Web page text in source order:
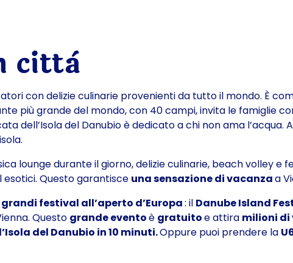
città
con delizie culinarie provenienti da tutto il mondo. È
più grande del mondo, con 40 campi,invita le famiglie
dell’Isola del Danubioè dedicato a chi non ama l’acqua.
lounge durante il giorno, delizie culinarie, beach volley e
Questo garantisce una sensazione di vacanzaa
festival all’aperto d’Europa: il Danube Island
Questo grande eventoè gratuitoe attira milioni
del Danubio in 10 minuti.Oppure puoi prendere la